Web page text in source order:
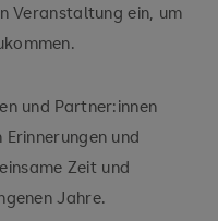
Veranstaltung ein, um
und Partner:innen
und
Zeit und
Jahre.